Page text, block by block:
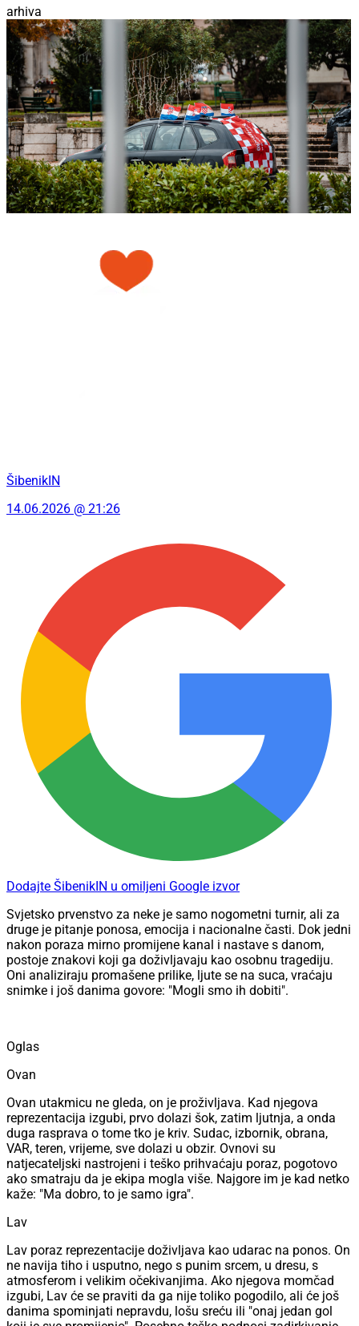
arhiva
ŠibenikIN
14.06.2026 @ 21:26
Dodajte ŠibenikIN u omiljeni Google izvor
Svjetsko prvenstvo za neke je samo nogometni turnir, ali za
druge je pitanje ponosa, emocija i nacionalne časti. Dok jedni
nakon poraza mirno promijene kanal i nastave s danom,
postoje znakovi koji ga doživljavaju kao osobnu tragediju.
Oni analiziraju promašene prilike, ljute se na suca, vraćaju
snimke i još danima govore: "Mogli smo ih dobiti".
Oglas
Ovan
Ovan utakmicu ne gleda, on je proživljava. Kad njegova
reprezentacija izgubi, prvo dolazi šok, zatim ljutnja, a onda
duga rasprava o tome tko je kriv. Sudac, izbornik, obrana,
VAR, teren, vrijeme, sve dolazi u obzir. Ovnovi su
natjecateljski nastrojeni i teško prihvaćaju poraz, pogotovo
ako smatraju da je ekipa mogla više. Najgore im je kad netko
kaže: "Ma dobro, to je samo igra".
Lav
Lav poraz reprezentacije doživljava kao udarac na ponos. On
ne navija tiho i usputno, nego s punim srcem, u dresu, s
atmosferom i velikim očekivanjima. Ako njegova momčad
izgubi, Lav će se praviti da ga nije toliko pogodilo, ali će još
danima spominjati nepravdu, lošu sreću ili "onaj jedan gol